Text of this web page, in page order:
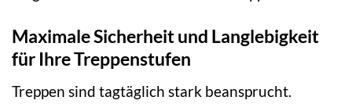
Maximale Sicherheit und Langlebigkeit
für Ihre Treppenstufen
Treppen sind tagtäglich stark beansprucht.